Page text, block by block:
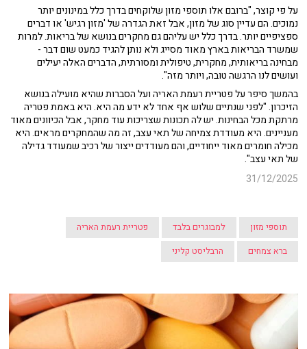
על פי קוצר, "ברובם אלו תוספי מזון שלוקחים בדרך כלל במינונים יותר
נמוכים. הם עדיין סוג של מזון, אבל זאת הגדרה של 'מזון רגיש' או דברים
ספציפיים יותר. בדרך כלל יש עליהם גם מחקרים בנושא של בריאות. למרות
שמשרד הבריאות בארץ מאוד מסייג ולא נותן להגיד כמעט שום דבר -
מבחינה בריאותית, מחקרית, טיפולית ומסורתית, הדברים האלה יעילים
ועושים לנו הרגשה טובה, ויותר מזה".
בהמשך סיפר על פטריית רעמת האריה ועל הסברות שהיא מועילה בנושא
הזיכרון. "לפני שנתיים שלוש אף אחד לא ידע מה היא. היא באמת פטריה
מרתקת מכל הבחינות. יש לה תכונות שצריכות עוד מחקר, אבל הכיוונים מאוד
מעניינים. היא מעודדת צמיחה של תאי עצב, זה מה שהמחקרים מראים. היא
מכילה חומרים מאוד ייחודיים, והם מעודדים ייצור של רכיב שמעודד גדילה
של תאי עצב".
31/12/2025
תוספי מזון למבוגרים בלבד
פטריית רעמת האריה
ברא צמחים
הרבליסט קליני